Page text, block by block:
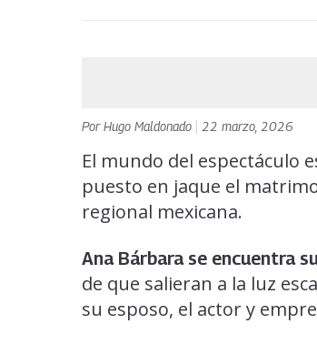
PorHugo Maldonado 22 marzo, 2026
El mundo del espectáculo
puesto en jaque el
regional mexicana.
Ana Bárbara se encuentra
de que salieran a la luz
su esposo, el actor y